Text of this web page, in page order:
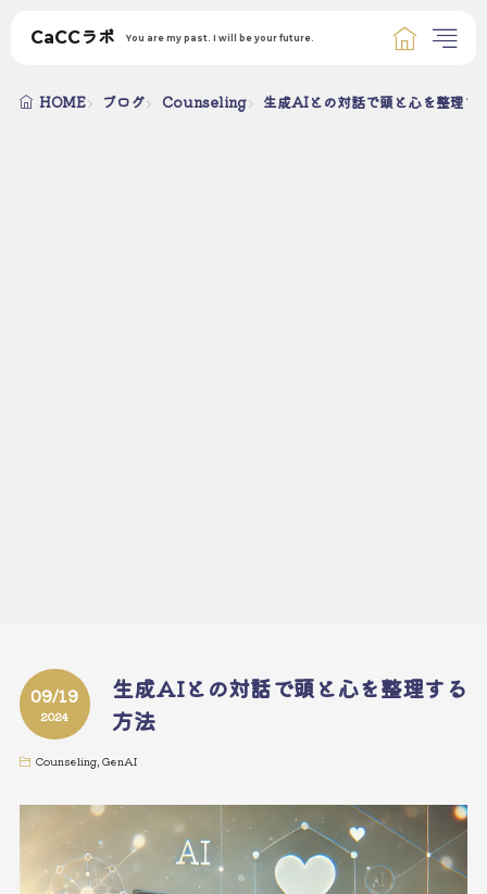
CaCCラボ You are my past. I will be your future.
HOME ブログ Counseling 生成AIとの対話で頭と心を整理す
09/19
2024
生成AIとの対話で頭と心を整理する
方法
Counseling, GenAI